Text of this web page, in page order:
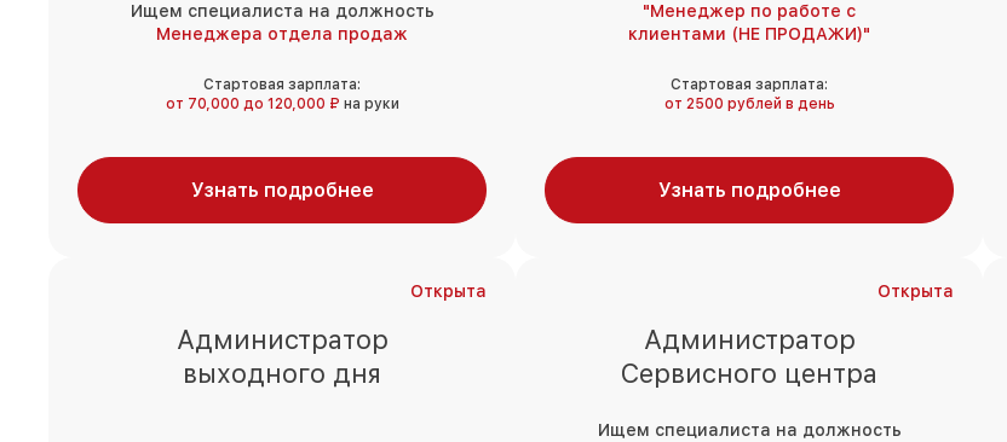
Ищем специалиста на должность
Менеджера отдела продаж
Стартовая зарплата:
от 70,000 до 120,000 ₽ на руки
Узнать подробнее
"Менеджер по работе с
клиентами (НЕ ПРОДАЖИ)"
Стартовая зарплата:
от 2500 рублей в день
Узнать подробнее
Открыта
Администратор
выходного дня
Открыта
Администратор
Сервисного центра
Ищем специалиста на должность